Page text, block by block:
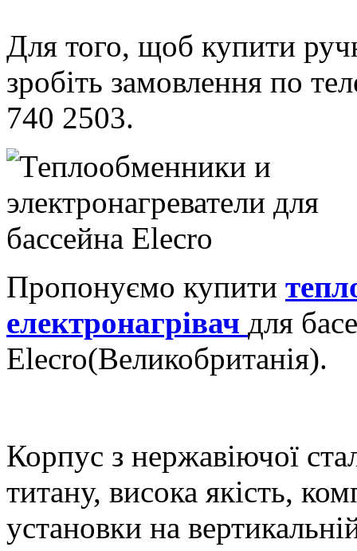
Для того, щоб купити
зробіть замовлення по
740 2503.
Пропонуємо купити
електронагрівач для
Elecro(Великобританія).
Корпус з нержавіючої
титану, висока якість,
установки на